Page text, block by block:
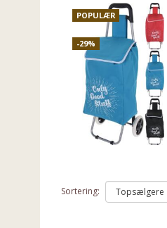
POPULÆR
-29%
Sortering: